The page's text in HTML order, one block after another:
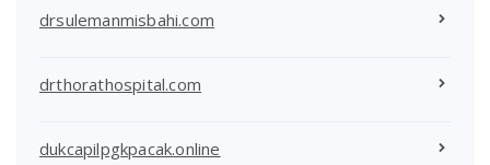
drsulemanmisbahi.com
drthorathospital.com
dukcapilpgkpacak.online